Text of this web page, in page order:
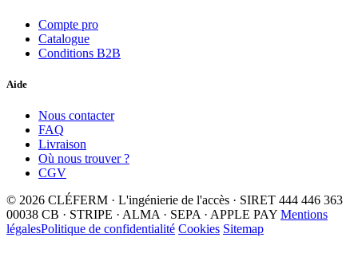
Compte pro
Catalogue
Conditions B2B
Aide
Nous contacter
FAQ
Livraison
Où nous trouver ?
CGV
© 2026 CLÉFERM · L'ingénierie de l'accès · SIRET 444 446 363
00038 CB · STRIPE · ALMA · SEPA · APPLE PAY Mentions
légalesPolitique de confidentialité Cookies Sitemap